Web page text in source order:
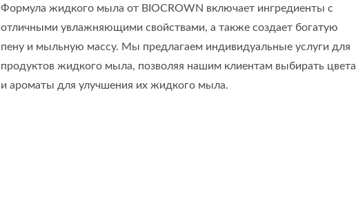
Формула жидкого мыла от BIOCROWN включает ингредиенты с
отличными увлажняющими свойствами, а также создает богатую
пену и мыльную массу. Мы предлагаем индивидуальные услуги для
продуктов жидкого мыла, позволяя нашим клиентам выбирать цвета
и ароматы для улучшения их жидкого мыла.